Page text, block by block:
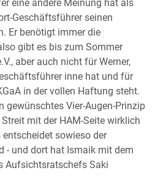
eine andere Meinung hat als
Geschäftsführer seinen
Er benötigt immer die
gibt es bis zum Sommer
aber auch nicht für Werner,
inne hat und für
in der vollen Haftung steht.
gewünschtes Vier-Augen-Prinzip
mit der HAM-Seite wirklich
entscheidet sowieso der
- und dort hat Ismaik mit dem
Aufsichtsratschefs Saki